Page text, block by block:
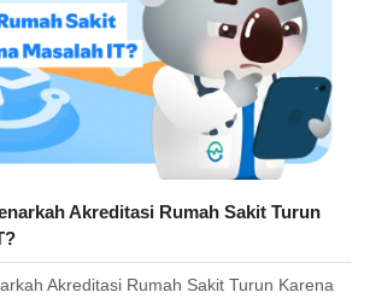
Akreditasi Rumah Sakit Turun
Akreditasi Rumah Sakit Turun Karena